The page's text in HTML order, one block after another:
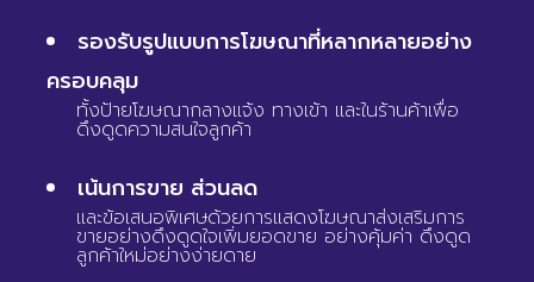
รองรับรูปแบบการโฆษณาที่หลากหลายอย่าง
ครอบคลุม
ทั้งป้ายโฆษณากลางแจ้ง ทางเข้า และในร้านค้าเพื่อ
ดึงดูดความสนใจลูกค้า
เน้นการขาย ส่วนลด
และข้อเสนอพิเศษด้วยการแสดงโฆษณาส่งเสริมการ
ขายอย่างดึงดูดใจเพิ่มยอดขาย อย่างคุ้มค่า ดึงดูด
ลูกค้าใหม่อย่างง่ายดาย